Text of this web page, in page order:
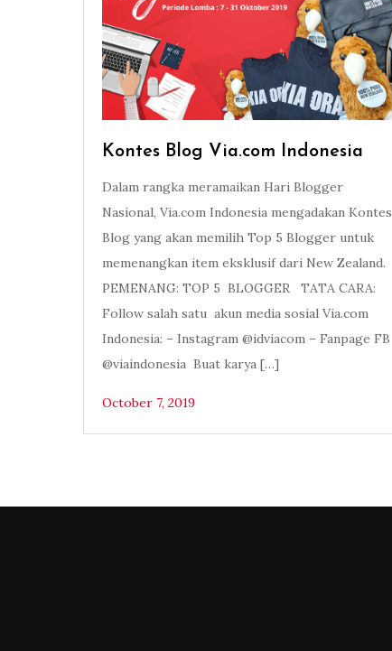
Kontes Blog Via.com Indonesia
Dalam rangka meramaikan Hari Blogger
Nasional, Via.com Indonesia mengadakan Kontes
Blog yang akan memilih Top 5 Blogger untuk
memenangkan item eksklusif dari New Zealand.
PEMENANG: TOP 5 BLOGGER TATA CARA:
Follow salah satu akun media sosial Via.com
Indonesia: – Instagram @idviacom – Fanpage FB
@viaindonesia Buat karya […]
October 7, 2019